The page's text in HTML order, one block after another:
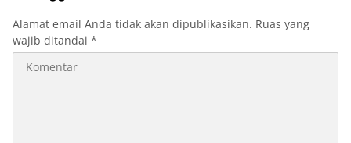
Alamat email Anda tidak akan dipublikasikan. Ruas yang
wajib ditandai *